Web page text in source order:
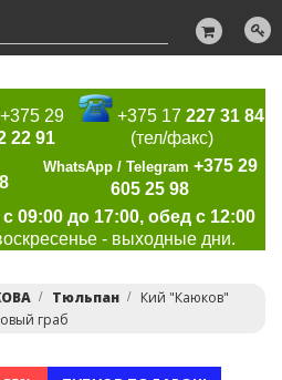
+375 29
22 91
+375 17227 31 84
(тел/факс)
WhatsApp / Telegram +375 29
605 25 98
09:00 до 17:00, обед с 12:00
- выходные дни.
Тюльпан
Кий "Каюков"
граб